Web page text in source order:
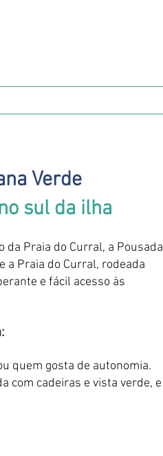
Verde
sul da ilha
Praia do Curral, a Pousada
a Praia do Curral, rodeada
e fácil acesso às
quem gosta de autonomia.
com cadeiras e vista verde, e